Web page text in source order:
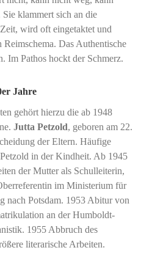
klammert sich an die
wird oft eingetaktet und
Reimschema. Das Authentische
Im Pathos hockt der Schmerz.
Jahre
gehört hierzu die ab 1948
Jutta Petzold, geboren am 22.
der Eltern. Häufige
in der Kindheit. Ab 1945
der Mutter als Schulleiterin,
im Ministerium für
nach Potsdam. 1953 Abitur von
an der Humboldt-
1955 Abbruch des
literarische Arbeiten.